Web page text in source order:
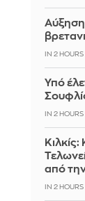
IN 2 HOURS
Υπό
IN 2 HOURS
από
IN 2 HOURS